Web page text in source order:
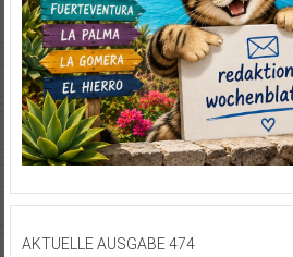
AKTUELLE AUSGABE 474